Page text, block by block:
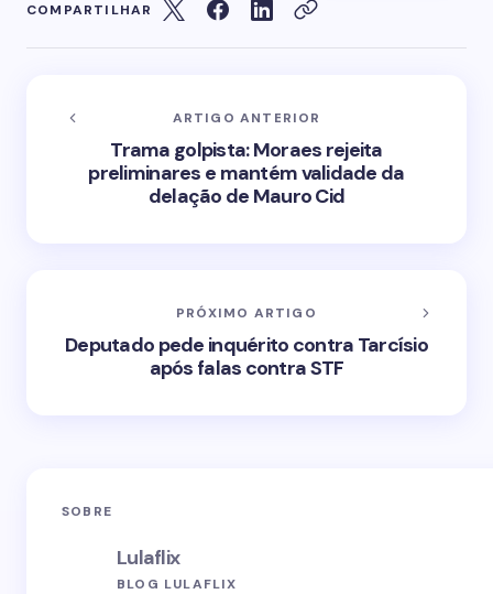
COMPARTILHAR
ARTIGO ANTERIOR
Trama golpista: Moraes rejeita
preliminares e mantém validade da
delação de Mauro Cid
PRÓXIMO ARTIGO
Deputado pede inquérito contra Tarcísio
após falas contra STF
SOBRE
Lulaflix
BLOG LULAFLIX